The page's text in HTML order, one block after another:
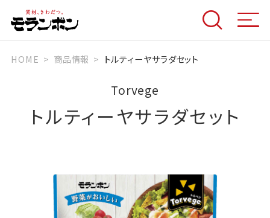
HOME 商品情報 トルティーヤサラダセット
Torvege
トルティーヤサラダセット